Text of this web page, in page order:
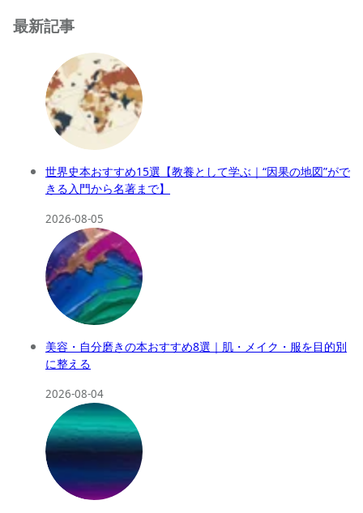
最新記事
世界史本おすすめ15選【教養として学ぶ｜“因果の地図”がで
きる入門から名著まで】
2026-08-05
美容・自分磨きの本おすすめ8選｜肌・メイク・服を目的別
に整える
2026-08-04